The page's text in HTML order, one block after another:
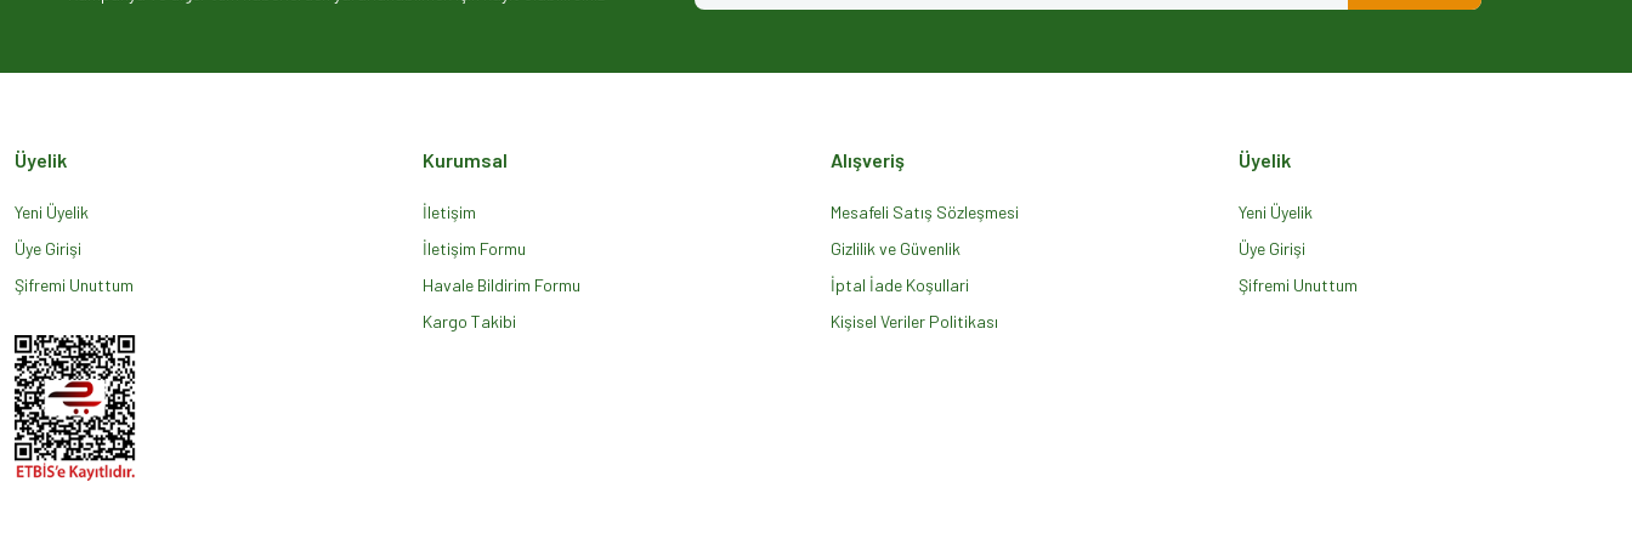
Ürün açıklamasında eksik bilgiler bulunuyor.
Gönder
Üyelik
Yeni Üyelik
Üye Girişi
Şifremi Unuttum
Kurumsal
İletişim
İletişim Formu
Havale Bildirim Formu
Kargo Takibi
Alışveriş
Mesafeli Satış Sözleşmesi
Gizlilik ve Güvenlik
İptal İade Koşullari
Kişisel Veriler Politikası
Üyelik
Yeni Üyelik
Üye Girişi
Şifremi Unuttum